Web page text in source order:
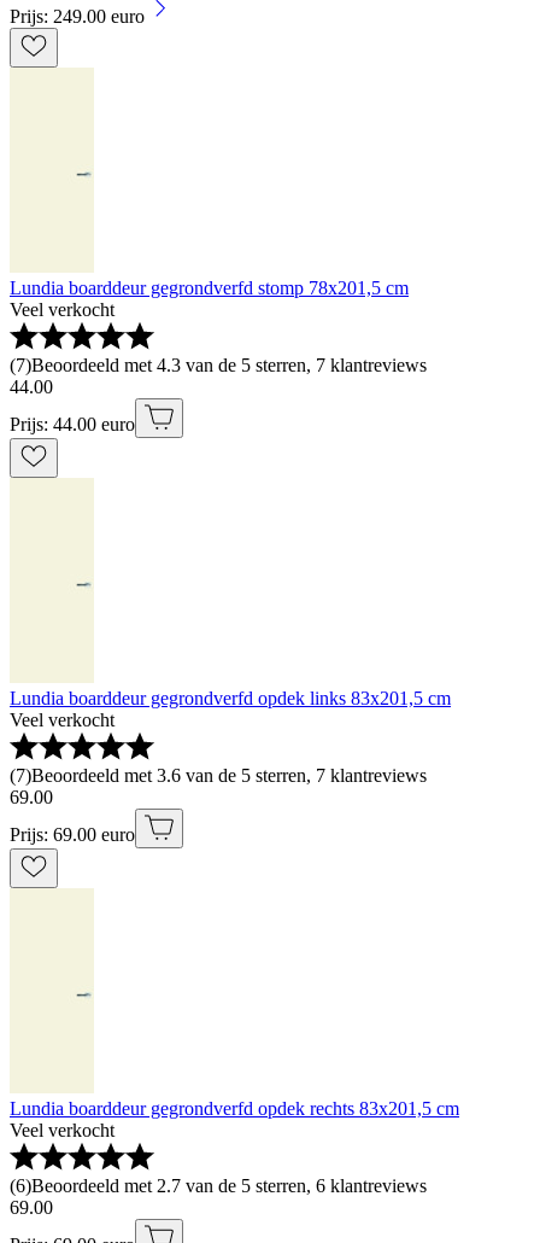
Prijs: 249.00 euro
Lundia boarddeur gegrondverfd stomp 78x201,5 cm
Veel verkocht
(7)Beoordeeld met 4.3 van de 5 sterren, 7 klantreviews
44.00
Prijs: 44.00 euro
Lundia boarddeur gegrondverfd opdek links 83x201,5 cm
Veel verkocht
(7)Beoordeeld met 3.6 van de 5 sterren, 7 klantreviews
69.00
Prijs: 69.00 euro
Lundia boarddeur gegrondverfd opdek rechts 83x201,5 cm
Veel verkocht
(6)Beoordeeld met 2.7 van de 5 sterren, 6 klantreviews
69.00